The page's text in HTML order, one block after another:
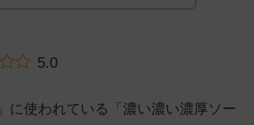
5.0
に使われている「濃い濃い濃厚ソー